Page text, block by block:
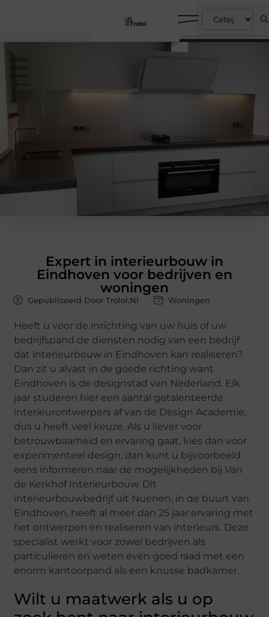
Expert in interieurbouw in
Eindhoven voor bedrijven en
woningen
Gepubliceerd Door Trolol.nl Woningen
Heeft u voor de inrichting van uw huis of uw
bedrijfspand de diensten nodig van een bedrijf
dat interieurbouw in Eindhoven kan realiseren?
Dan zit u alvast in de goede richting want
Eindhoven is de designstad van Nederland. Elk
jaar studeren hier een aantal getalenteerde
interieurontwerpers af van de Design Academie,
dus u heeft veel keuze. Als u liever voor
betrouwbaarheid en ervaring gaat, kies dan voor
experimenteel design, dan kunt u bijvoorbeeld
eens informeren naar de mogelijkheden bij Van
de Kerkhof Interieurbouw. Dit
interieurbouwbedrijf uit Nuenen, in de buurt van
Eindhoven, heeft al meer dan 25 jaar ervaring met
het ontwerpen en realiseren van interieurs. Deze
specialist werkt voor zowel bedrijven als
particulieren en weten even goed raad met een
enorm kantoorpand als een knusse badkamer.
Wilt u maatwerk als u op